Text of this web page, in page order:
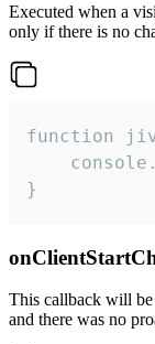
Executed when a
only if there is no
function
}
This callback will be
and there was no